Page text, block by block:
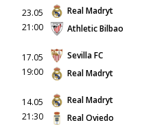
23.05
21:00
Real Madryt
Athletic Bilbao
17.05
19:00
Sevilla FC
Real Madryt
14.05
21:30
Real Madryt
Real Oviedo